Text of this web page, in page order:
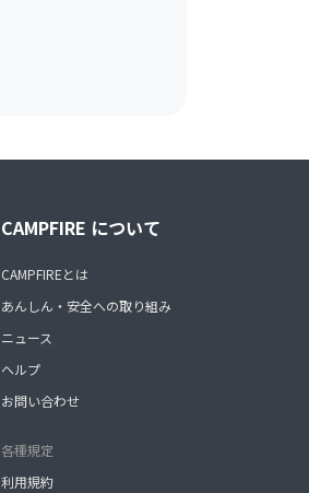
CAMPFIRE について
CAMPFIREとは
あんしん・安全への取り組み
ニュース
ヘルプ
お問い合わせ
各種規定
利用規約